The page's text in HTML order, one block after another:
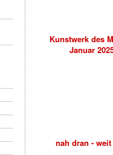
Kunstwerk des
Januar
nah dran -